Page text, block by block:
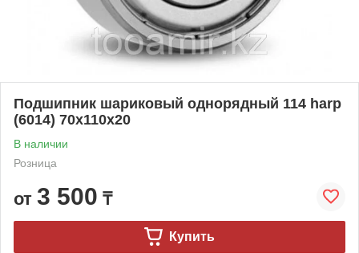
Подшипник шариковый однорядный 114 harp
(6014) 70x110x20
В наличии
Розница
от 3 500 ₸
Купить